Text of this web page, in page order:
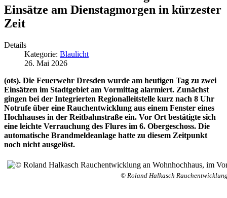
Einsätze am Dienstagmorgen in kürzester
Zeit
Details
Kategorie: Blaulicht
26. Mai 2026
(ots). Die Feuerwehr Dresden wurde am heutigen Tag zu zwei
Einsätzen im Stadtgebiet am Vormittag alarmiert. Zunächst
gingen bei der Integrierten Regionalleitstelle kurz nach 8 Uhr
Notrufe über eine Rauchentwicklung aus einem Fenster eines
Hochhauses in der Reitbahnstraße ein. Vor Ort bestätigte sich
eine leichte Verrauchung des Flures im 6. Obergeschoss. Die
automatische Brandmeldeanlage hatte zu diesem Zeitpunkt
noch nicht ausgelöst.
© Roland Halkasch